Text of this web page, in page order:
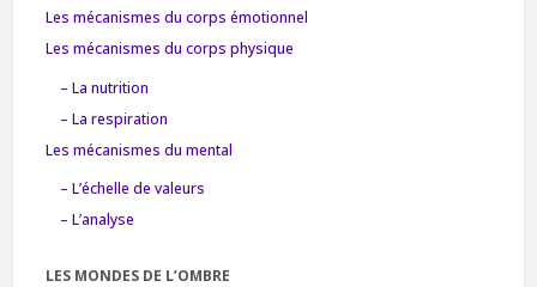
Les mécanismes du corps émotionnel
Les mécanismes du corps physique
– La nutrition
– La respiration
Les mécanismes du mental
– L’échelle de valeurs
– L’analyse
LES MONDES DE L’OMBRE